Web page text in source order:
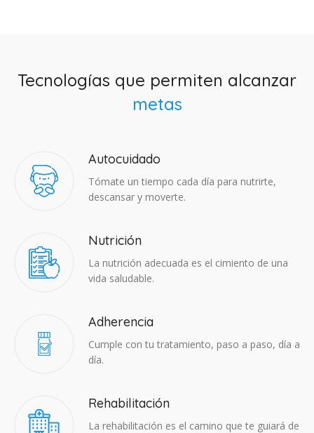
Tecnologías que permiten alcanzar
metas
Autocuidado
Tómate un tiempo cada día para nutrirte,
descansar y moverte.
Nutrición
La nutrición adecuada es el cimiento de una
vida saludable.
Adherencia​
Cumple con tu tratamiento, paso a paso, día a
día.
Rehabilitación
La rehabilitación es el camino que te guiará de